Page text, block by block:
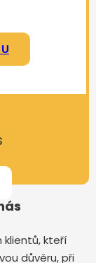
klientů, kteří
důvěru, při